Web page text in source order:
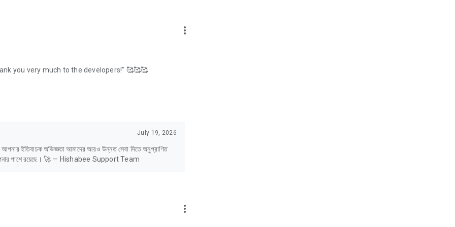
করতে হবে সেটারও ট্র্যাক রাখতে পারবেন।
নিজস্ব ই-কমার্স সাইট এবং অ্যাপ তৈরি করে ব্যবসায় আরও আয় আনুন।
করুন।
more_vert
you very much to the developers!" 🥰🥰🥰
July 19, 2026
ইতিবাচক অভিজ্ঞতা আমাদের আরও উন্নত সেবা দিতে অনুপ্রাণিত
আপনার পাশে রয়েছে। 🚀 — Hishabee Support Team
more_vert